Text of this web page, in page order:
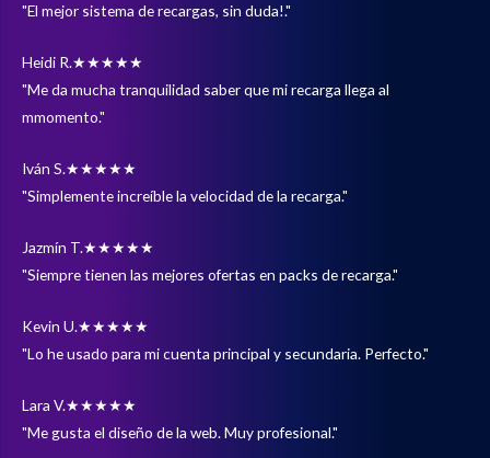
"El mejor sistema de recargas, sin duda!."
Heidi R.★★★★★
"Me da mucha tranquilidad saber que mi recarga llega al
mmomento."
Iván S.★★★★★
"Simplemente increíble la velocidad de la recarga."
Jazmín T.★★★★★
"Siempre tienen las mejores ofertas en packs de recarga."
Kevin U.★★★★★
"Lo he usado para mi cuenta principal y secundaria. Perfecto."
Lara V.★★★★★
"Me gusta el diseño de la web. Muy profesional."